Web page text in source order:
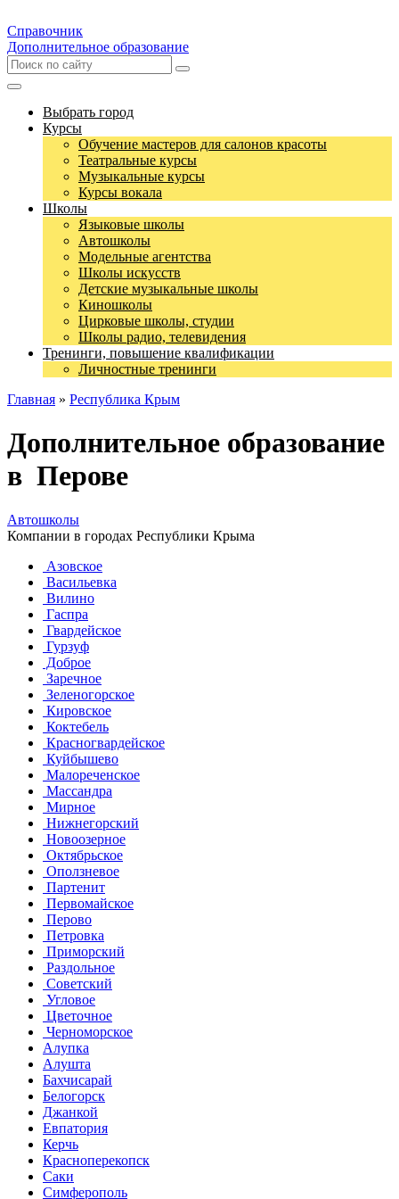
Справочник
Дополнительное образование
Выбрать город
Курсы
Обучение мастеров для салонов красоты
Театральные курсы
Музыкальные курсы
Курсы вокала
Школы
Языковые школы
Автошколы
Модельные агентства
Школы искусств
Детские музыкальные школы
Киношколы
Цирковые школы, студии
Школы радио, телевидения
Тренинги, повышение квалификации
Личностные тренинги
Главная » Республика Крым
Дополнительное образование
в Перове
Автошколы
Компании в городах Республики Крыма
Азовское
Васильевка
Вилино
Гаспра
Гвардейское
Гурзуф
Доброе
Заречное
Зеленогорское
Кировское
Коктебель
Красногвардейское
Куйбышево
Малореченское
Массандра
Мирное
Нижнегорский
Новоозерное
Октябрьское
Оползневое
Партенит
Первомайское
Перово
Петровка
Приморский
Раздольное
Советский
Угловое
Цветочное
Черноморское
Алупка
Алушта
Бахчисарай
Белогорск
Джанкой
Евпатория
Керчь
Красноперекопск
Саки
Симферополь